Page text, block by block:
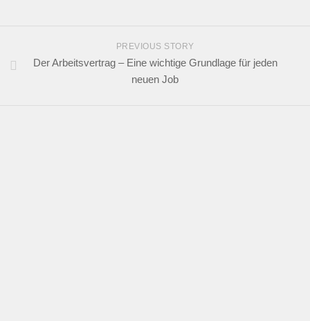
PREVIOUS STORY
Der Arbeitsvertrag – Eine wichtige Grundlage für jeden
neuen Job